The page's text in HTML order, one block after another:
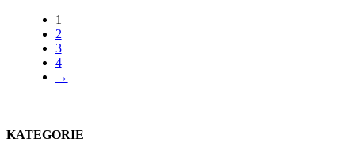
1
2
3
4
→
KATEGORIE